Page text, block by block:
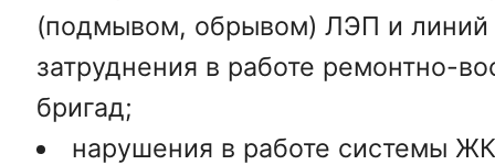
(подмывом, обрывом) ЛЭП и линий
затруднения в работе ремонтно-
бригад;
нарушения в работе системы